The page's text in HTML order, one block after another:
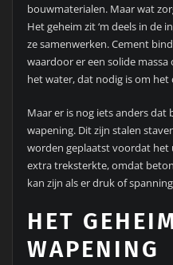
bouwmaterialen. Maar wat
Het geheim zit ‘m deels in de
ze samenwerken. Cement
waardoor er een solide
het water, dat nodig is om
Maar er is nog iets anders
wapening. Dit zijn stalen
worden geplaatst voordat
extra treksterkte, omdat
kan zijn als er druk of
HET
WAPENING